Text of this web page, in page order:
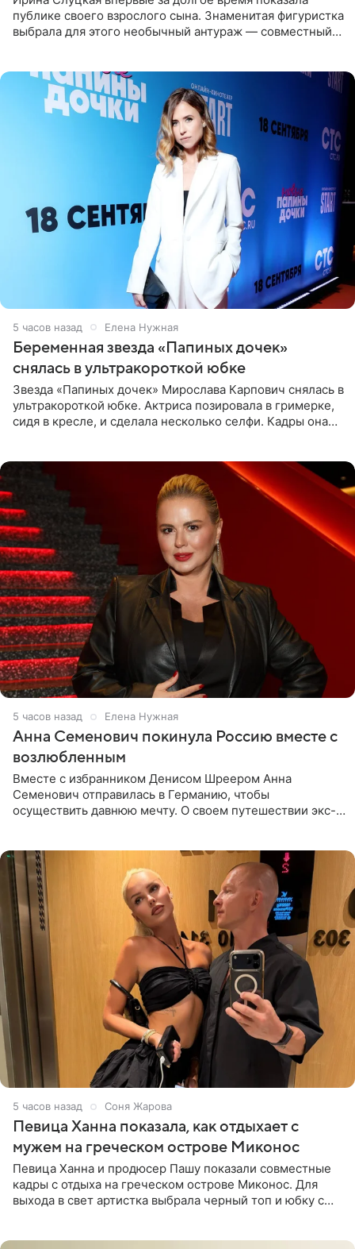
публике своего взрослого сына. Знаменитая фигуристка
выбрала для этого необычный антураж — совместный
5 часов назад Елена Нужная
Беременная звезда «Папиных дочек»
снялась в ультракороткой юбке
Звезда «Папиных дочек» Мирослава Карпович снялась в
ультракороткой юбке. Актриса позировала в гримерке,
сидя в кресле, и сделала несколько селфи. Кадры она
5 часов назад Елена Нужная
Анна Семенович покинула Россию вместе с
возлюбленным
Вместе с избранником Денисом Шреером Анна
Семенович отправилась в Германию, чтобы
осуществить давнюю мечту. О своем путешествии экс-
5 часов назад Соня Жарова
Певица Ханна показала, как отдыхает с
мужем на греческом острове Миконос
Певица Ханна и продюсер Пашу показали совместные
кадры с отдыха на греческом острове Миконос. Для
выхода в свет артистка выбрала черный топ и юбку с